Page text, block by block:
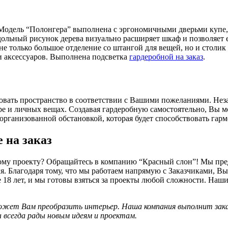
“Полонгера” выполнена с эргономичными дверьми купе,
рисунок дерева визуально расширяет шкаф и позволяет
только большое отделение со штангой для вещей, но и
Выполнена подсветка гардеробной на заказ.
пространство в соответствии с Вашими пожеланиями.
и личных вещах. Создавая гардеробную самостоятельно,
обстановкой, которая будет способствовать
заказ
проекту? Обращайтесь в компанию “Красный слон”! Мы
Благодаря тому, что мы работаем напрямую с Заказчиками,
лет, и мы готовы взяться за проекты любой сложности.
Вам преобразить интерьер. Наша компания выполнит
всегда рады новым идеям и проектам.